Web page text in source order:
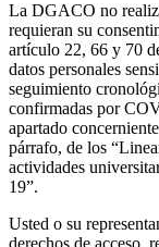
La DGACO no
requieran su
artículo 22, 66 y 70
datos personales
seguimiento
confirmadas por
apartado
párrafo, de los
actividades
19”.
Usted o su